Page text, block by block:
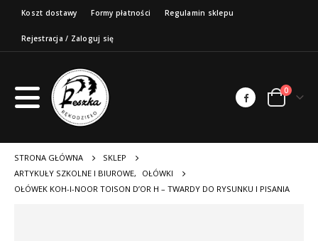
Koszt dostawy Formy płatności Regulamin sklepu
Rejestracja / Zaloguj się
0
STRONA GŁÓWNA
SKLEP
ARTYKUŁY SZKOLNE I BIUROWE,
OŁÓWKI
OŁÓWEK KOH-I-NOOR TOISON D’OR H – TWARDY DO RYSUNKU I PISANIA